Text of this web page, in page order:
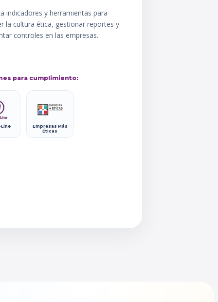
indicadores y herramientas para
la cultura ética, gestionar reportes y
controles en las empresas.
para cumplimiento:
Empresas Más
Éticas